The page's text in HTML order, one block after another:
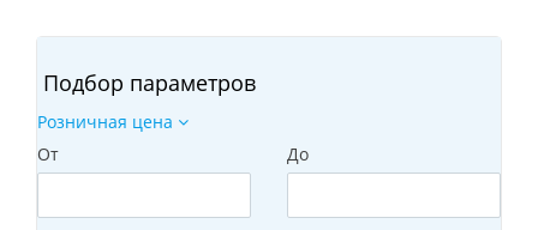
Подбор параметров
Розничная цена
От
До